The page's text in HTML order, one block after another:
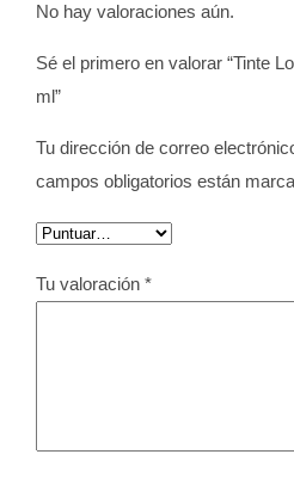
No hay valoraciones aún.
Sé el primero en valorar “Tinte
ml”
Tu dirección de correo
campos obligatorios están
Tu valoración *